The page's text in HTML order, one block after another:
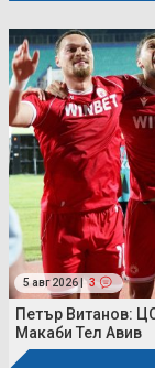
5 авг 2026 | 3
Петър Витанов:
Макаби Тел Авив